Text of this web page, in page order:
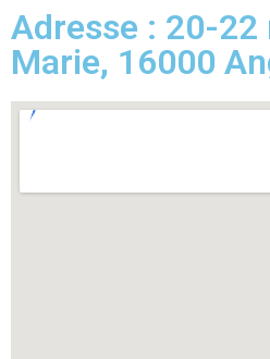
Adresse : 20-22
Marie, 16000